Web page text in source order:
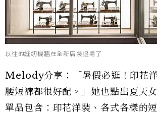
以往的縫紉機牆在全新店裝退場了
Melody分享：「暑假必逛！印花
腰短褲都很好配。」她也點出夏天
單品包含：印花洋裝、各式各樣的